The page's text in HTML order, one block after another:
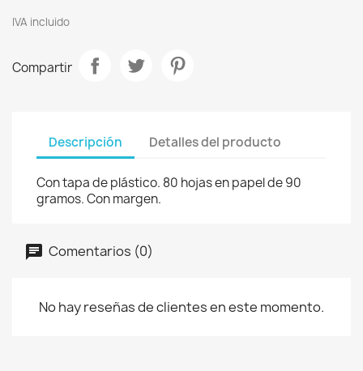
IVA incluido
Compartir
Descripción Detalles del producto
Con tapa de plástico. 80 hojas en papel de 90
gramos. Con margen.
Comentarios (0)
No hay reseñas de clientes en este momento.